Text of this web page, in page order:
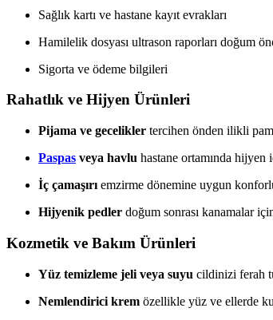
Sağlık kartı ve hastane kayıt evrakları
Hamilelik dosyası ultrason raporları doğum
Sigorta ve ödeme bilgileri
Rahatlık ve Hijyen Ürünleri
Pijama ve gecelikler tercihen önden ilikli
Paspas veya havlu hastane ortamında hijyen
İç çamaşırı emzirme dönemine uygun
Hijyenik pedler doğum sonrası kanamalar
Kozmetik ve Bakım Ürünleri
Yüz temizleme jeli veya suyu cildinizi ferah
Nemlendirici krem özellikle yüz ve ellerde